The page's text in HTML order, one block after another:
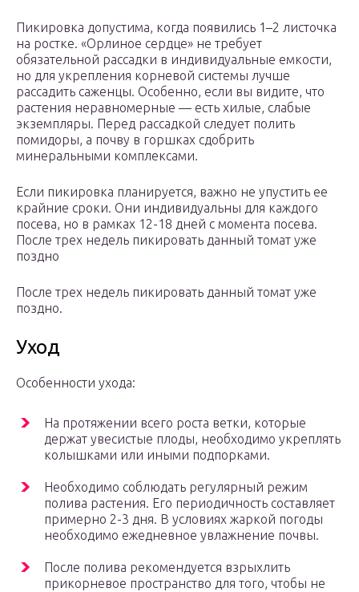
Пикировка допустима, когда появились 1–2 листочка
на ростке. «Орлиное сердце» не требует
обязательной рассадки в индивидуальные емкости,
но для укрепления корневой системы лучше
рассадить саженцы. Особенно, если вы видите, что
растения неравномерные — есть хилые, слабые
экземпляры. Перед рассадкой следует полить
помидоры, а почву в горшках сдобрить
минеральными комплексами.
Если пикировка планируется, важно не упустить ее
крайние сроки. Они индивидуальны для каждого
посева, но в рамках 12-18 дней с момента посева.
После трех недель пикировать данный томат уже
поздно
После трех недель пикировать данный томат уже
поздно.
Уход
Особенности ухода:
На протяжении всего роста ветки, которые
держат увесистые плоды, необходимо укреплять
колышками или иными подпорками.
Необходимо соблюдать регулярный режим
полива растения. Его периодичность составляет
примерно 2-3 дня. В условиях жаркой погоды
необходимо ежедневное увлажнение почвы.
После полива рекомендуется взрыхлить
прикорневое пространство для того, чтобы не